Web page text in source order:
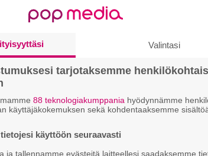
2.
Valintasi
tarjotaksemme
88 teknologiakumppania hyödynnämme
käyttäjäkokemuksen sekä kohdentaaksemme
käyttöön seuraavasti
ja tallennamme evästeitä laitteellesi saadaksemme